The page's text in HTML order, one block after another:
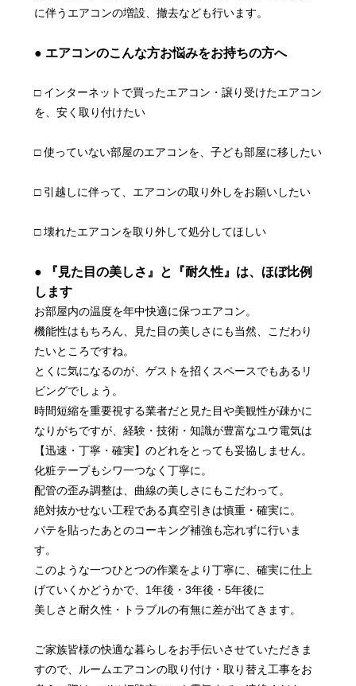
に伴うエアコンの増設、撤去なども行います。
● エアコンのこんな方お悩みをお持ちの方へ
□ インターネットで買ったエアコン・譲り受けたエアコン
を、安く取り付けたい
□ 使っていない部屋のエアコンを、子ども部屋に移したい
□ 引越しに伴って、エアコンの取り外しをお願いしたい
□ 壊れたエアコンを取り外して処分してほしい
● 『見た目の美しさ』と『耐久性』は、ほぼ比例
します
お部屋内の温度を年中快適に保つエアコン。
機能性はもちろん、見た目の美しさにも当然、こだわり
たいところですね。
とくに気になるのが、ゲストを招くスペースでもあるリ
ビングでしょう。
時間短縮を重要視する業者だと見た目や美観性が疎かに
なりがちですが、経験・技術・知識が豊富なユウ電気は
【迅速・丁寧・確実】のどれをとっても妥協しません。
化粧テープもシワ一つなく丁寧に。
配管の歪み調整は、曲線の美しさにもこだわって。
絶対抜かせない工程である真空引きは慎重・確実に。
パテを貼ったあとのコーキング補強も忘れずに行いま
す。
このような一つひとつの作業をより丁寧に、確実に仕上
げていくかどうかで、1年後・3年後・5年後に
美しさと耐久性・トラブルの有無に差が出てきます。
ご家族皆様の快適な暮らしをお手伝いさせていただきま
すので、ルームエアコンの取り付け・取り替え工事をお